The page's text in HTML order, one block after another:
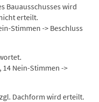
Bauausschusses wird
erteilt.
Stimmen -> Beschluss
Nein-Stimmen ->
Dachform wird erteilt.